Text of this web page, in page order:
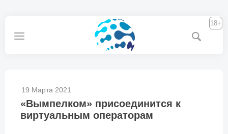
18+
19 Марта 2021
«Вымпелком» присоединится к
виртуальным операторам